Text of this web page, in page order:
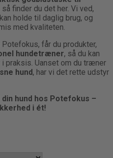
så finder du det her. Vi ved,
holde til daglig brug, og
med kvaliteten.
får du produkter,
hundetræner, så du kan
praksis. Uanset om du træner
hund, har vi det rette udstyr
hund hos Potefokus –
i ét!